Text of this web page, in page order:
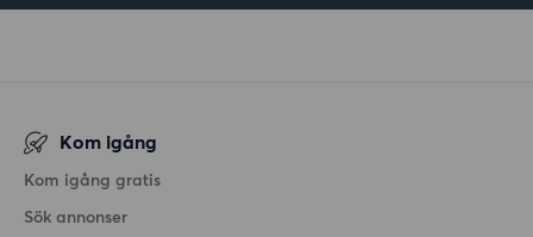
Kom igång
Kom igång gratis
Sök annonser